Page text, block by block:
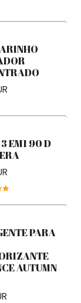
EM1 90 D
PARA
AUTUMN